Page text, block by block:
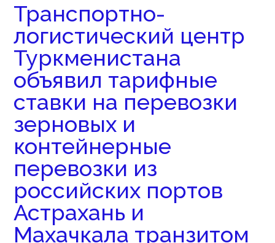
Транспортно-
логистический центр
Туркменистана
объявил тарифные
ставки на перевозки
зерновых и
контейнерные
перевозки из
российских портов
Астрахань и
Махачкала транзитом